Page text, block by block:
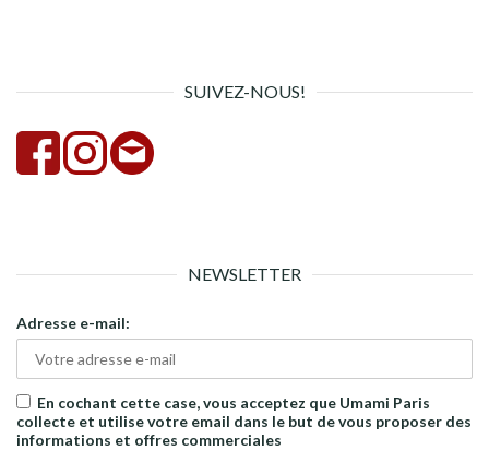
SUIVEZ-NOUS!
NEWSLETTER
Adresse e-mail:
En cochant cette case, vous acceptez que Umami Paris
collecte et utilise votre email dans le but de vous proposer des
informations et offres commerciales